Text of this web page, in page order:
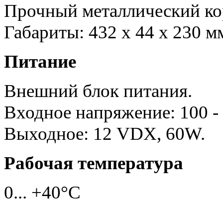
Прочный металлический
Габариты: 432 х 44 х 230
Питание
Внешний блок питания.
Входное напряжение: 100
Выходное: 12 VDX, 60W.
Рабочая температура
0... +40°С